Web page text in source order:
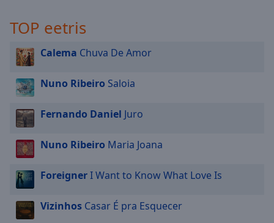
TOP eetris
Calema Chuva De Amor
Nuno Ribeiro Saloia
Fernando Daniel Juro
Nuno Ribeiro Maria Joana
ForeignerI Want to Know What Love Is
Vizinhos Casar É pra Esquecer